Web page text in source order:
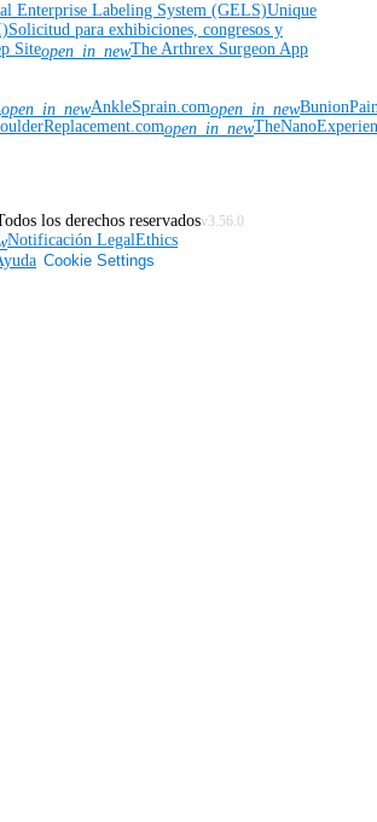
Enterprise Labeling System (GELS)Unique
Solicitud para exhibiciones, congresos y
Siteopen_in_newThe Arthrex Surgeon App
open_in_newAnkleSprain.comopen_in_new
open_in_new
los derechos reservadosv3.56.0
Notificación LegalEthics
Cookie Settings